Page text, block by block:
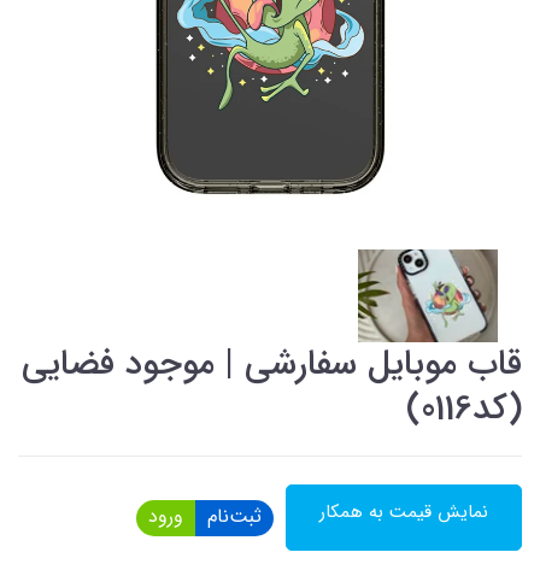
قاب موبایل سفارشی | موجود فضایی
(کد0116)
نمایش قیمت به همکار ثبت‌نام ورود